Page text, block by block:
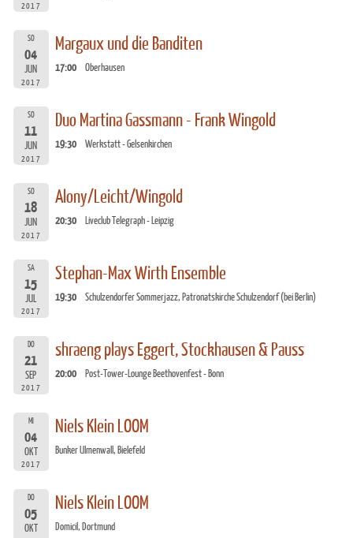
2017
SO
04
JUN
2017
Margaux und die Banditen
17:00 Oberhausen
SO
11
JUN
2017
Duo Martina Gassmann - Frank Wingold
19:30 Werkstatt - Gelsenkirchen
SO
18
JUN
2017
Alony/Leicht/Wingold
20:30 Liveclub Telegraph - Leipzig
SA
15
JUL
2017
Stephan-Max Wirth Ensemble
19:30 Schulzendorfer Sommerjazz, Patronatskirche Schulzendorf (bei Berlin)
DO
21
SEP
2017
shraeng plays Eggert, Stockhausen & Pauss
20:00 Post-Tower-Lounge Beethovenfest - Bonn
MI
04
OKT
2017
Niels Klein LOOM
Bunker Ulmenwall, Bielefeld
DO
05
OKT
Niels Klein LOOM
Domicil, Dortmund